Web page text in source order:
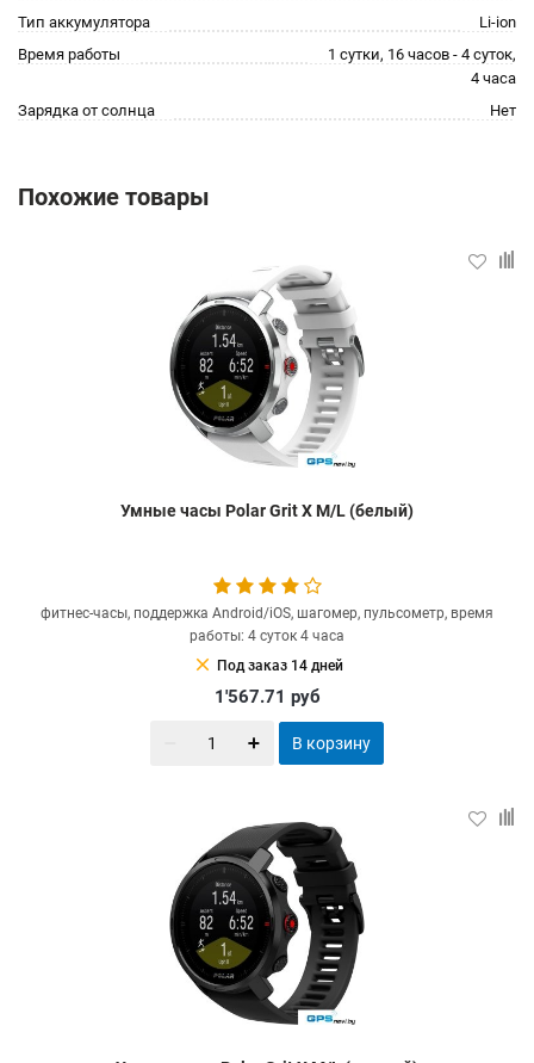
Тип аккумулятора
Li-ion
Время работы
1 сутки, 16 часов - 4 суток,
4 часа
Зарядка от солнца
Нет
Похожие товары
Умные часы Polar Grit X M/L (белый)
фитнес-часы, поддержка Android/iOS, шагомер, пульсометр, время
работы: 4 суток 4 часа
clear Под заказ 14 дней
1'567.71 руб
В корзину